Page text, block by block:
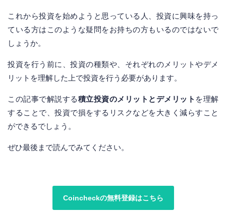
これから投資を始めようと思っている人、投資に興味を持っ
ている方はこのような疑問をお持ちの方もいるのではないで
しょうか。
投資を行う前に、投資の種類や、それぞれのメリットやデメ
リットを理解した上で投資を行う必要があります。
この記事で解説する積立投資のメリットとデメリット を理解
することで、投資で損をするリスクなどを大きく減らすこと
ができるでしょう。
ぜひ最後まで読んでみてください。
Coincheckの無料登録はこちら